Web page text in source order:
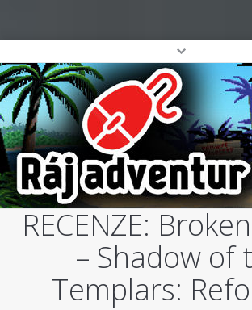
Registrace
Přihlášení
Home
O projektu
Katalog her
RECENZE:
– Shadow of
Templars: